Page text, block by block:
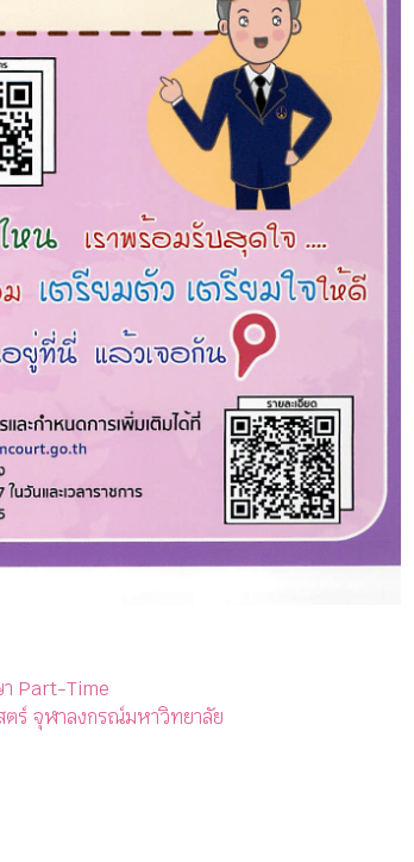
Part-Time
ตร์ จุฬาลงกรณ์มหาวิทยาลัย